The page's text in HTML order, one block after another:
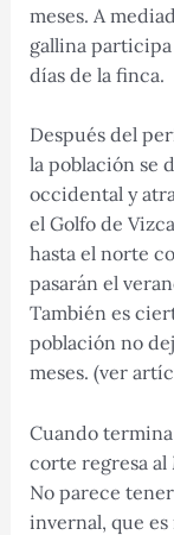
meses. A
gallina participa
días de la finca.
Después del
la población se
occidental y
el Golfo de
hasta el norte
pasarán el
También es
población no
meses. (ver
Cuando
corte regresa
No parece
invernal, que